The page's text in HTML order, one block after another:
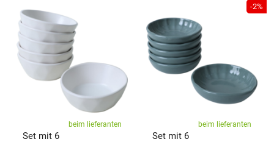
beim lieferanten
Set mit 6
-2%
beim lieferanten
Set mit 6